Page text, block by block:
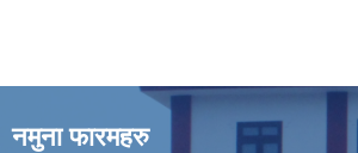
नमुना फारमहरु